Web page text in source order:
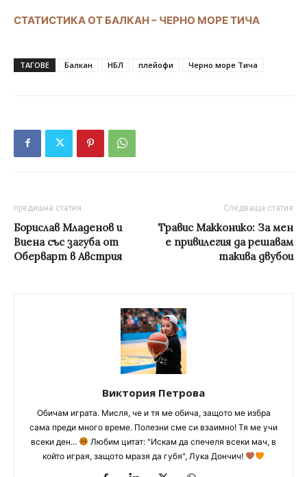
СТАТИСТИКА ОТ БАЛКАН – ЧЕРНО МОРЕ ТИЧА
ТАГОВЕ Балкан НБЛ плейофи Черно море Тича
предишна статия
Борислав Младенов и
Виена със загуба от
Оберварт в Австрия
Следваща статия
Травис Макконико: За мен
е привилегия да решавам
такива двубои
Виктория Петрова
Обичам играта. Мисля, че и тя ме обича, защото ме избра
сама преди много време. Полезни сме си взаимно! Тя ме учи
всеки ден...
Любим цитат: "Искам да спечеля всеки мач, в
който играя, защото мразя да губя", Лука Дончич!